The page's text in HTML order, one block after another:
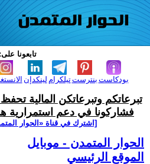
تابعونا على:
لينكدإن تيلكرامبنترست بودكاست
تبرعاتكم وتبرعاتكن المالية
فشاركونا في دعم استمرارية
[اشترك في قناة ‫«الحوار
الحوار المتمدن - موبايل
الموقع الرئيسي